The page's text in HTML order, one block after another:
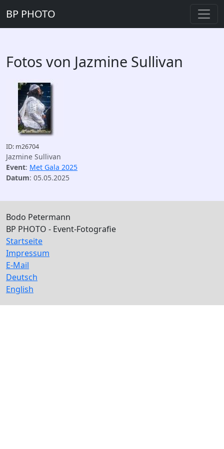
BP PHOTO
Fotos von Jazmine Sullivan
ID: m26704
Jazmine Sullivan
Event: Met Gala 2025
Datum: 05.05.2025
Bodo Petermann
BP PHOTO - Event-Fotografie
Startseite
Impressum
E-Mail
Deutsch
English